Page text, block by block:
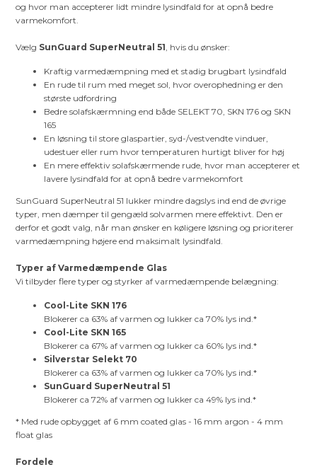
og hvor man accepterer lidt mindre lysindfald for at opnå bedre
varmekomfort.
Vælg SunGuard SuperNeutral 51, hvis du ønsker:
Kraftig varmedæmpning med et stadig brugbart lysindfald
En rude til rum med meget sol, hvor overophedning er den
største udfordring
Bedre solafskærmning end både SELEKT 70, SKN 176 og SKN
165
En løsning til store glaspartier, syd-/vestvendte vinduer,
udestuer eller rum hvor temperaturen hurtigt bliver for høj
En mere effektiv solafskærmende rude, hvor man accepterer et
lavere lysindfald for at opnå bedre varmekomfort
SunGuard SuperNeutral 51 lukker mindre dagslys ind end de øvrige
typer, men dæmper til gengæld solvarmen mere effektivt. Den er
derfor et godt valg, når man ønsker en køligere løsning og prioriterer
varmedæmpning højere end maksimalt lysindfald.
Typer af Varmedæmpende Glas
Vi tilbyder flere typer og styrker af varmedæmpende belægning:
Cool-Lite SKN 176
Blokerer ca 63% af varmen og lukker ca 70% lys ind.*
Cool-Lite SKN 165
Blokerer ca 67% af varmen og lukker ca 60% lys ind.*
Silverstar Selekt 70
Blokerer ca 63% af varmen og lukker ca 70% lys ind.*
SunGuard SuperNeutral 51
Blokerer ca 72% af varmen og lukker ca 49% lys ind.*
* Med rude opbygget af 6 mm coated glas - 16 mm argon - 4 mm
float glas
Fordele